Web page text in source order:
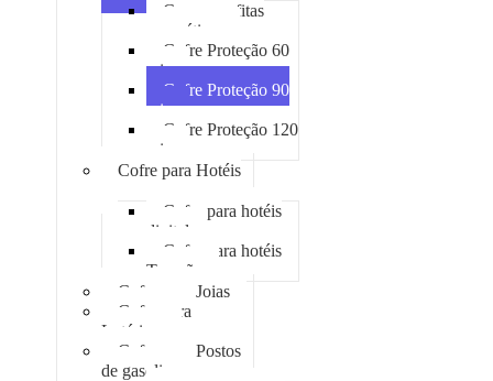
Case para fitas
magnéticas
Cofre Proteção 60
min
Cofre Proteção 90
min
Cofre Proteção 120
min
Cofre para Hotéis
Cofre para hotéis
digital
Cofre para hotéis
Trancão
Cofre para Joias
Cofre para
Lotéricas
Cofre para Postos
de gasolina